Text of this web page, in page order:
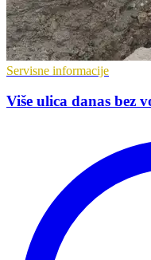
Servisne informacije
Više ulica danas bez